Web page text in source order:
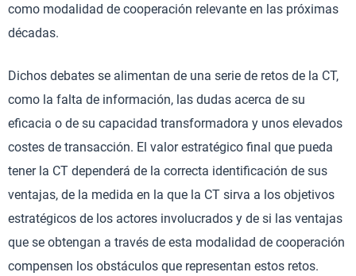
como modalidad de cooperación relevante en las próximas
décadas.
Dichos debates se alimentan de una serie de retos de la CT,
como la falta de información, las dudas acerca de su
eficacia o de su capacidad transformadora y unos elevados
costes de transacción. El valor estratégico final que pueda
tener la CT dependerá de la correcta identificación de sus
ventajas, de la medida en la que la CT sirva a los objetivos
estratégicos de los actores involucrados y de si las ventajas
que se obtengan a través de esta modalidad de cooperación
compensen los obstáculos que representan estos retos.